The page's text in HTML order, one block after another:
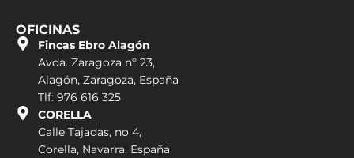
OFICINAS
Fincas Ebro Alagón
Avda. Zaragoza nº 23,
Alagón, Zaragoza, España
Tlf: 976 616 325
CORELLA
Calle Tajadas, no 4,
Corella, Navarra, España